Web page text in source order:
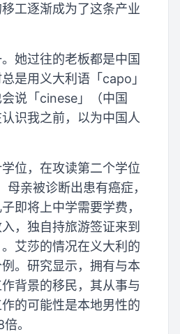
工逐渐成为了这条产业
她过往的老板都是中国
是用义大利语「capo」
会说「cinese」（中国
识我之前，以为中国人
位，在攻读第二个学位
亲被诊断出患有癌症，
即将上中学需要学费，
，独自持旅游签证来到
艾莎的情况在义大利的
。研究显示，拥有与本
背景的移民，其从事与
的可能性是本地男性的
。